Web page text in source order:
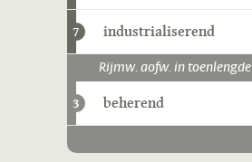
7 industrialiserend
Rijmw. aofw. in toenlengde
3 beherend